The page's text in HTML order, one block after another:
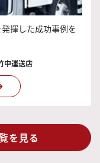
揮した成功事例を
中運送店
を見る